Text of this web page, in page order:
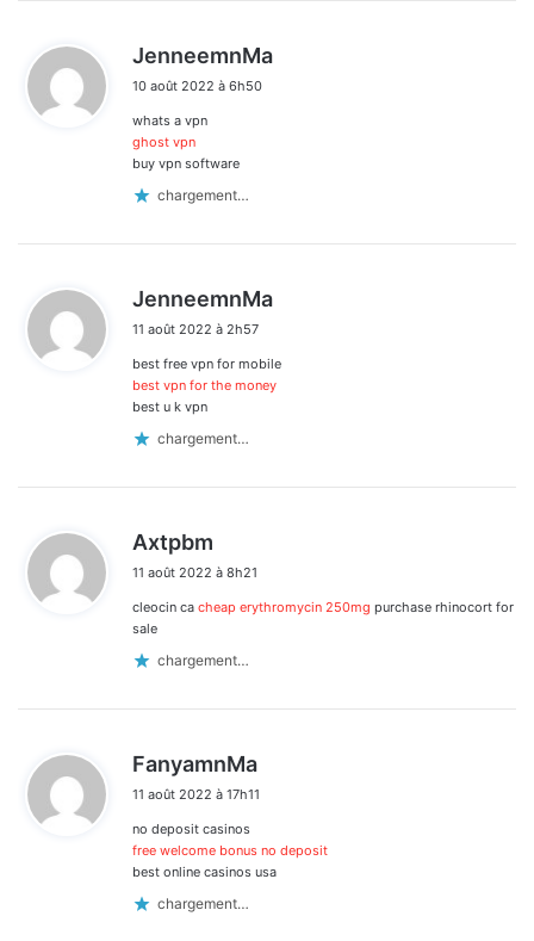
JenneemnMa
10 août 2022 à 6h50
whats a vpn
ghost vpn
buy vpn software
chargement…
JenneemnMa
:
11 août 2022 à 2h57
best free vpn for mobile
best vpn for the money
best u k vpn
chargement…
Axtpbm
t
11 août 2022 à 8h21
cleocin ca cheap erythromycin 250mg purchase rhinocort for
sale
chargement…
FanyamnMa
t
11 août 2022 à 17h11
no deposit casinos
free welcome bonus no deposit
best online casinos usa
chargement…